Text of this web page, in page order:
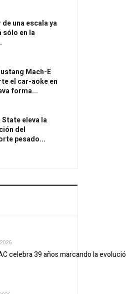
de una escala ya
sólo en la
Mach-E
el car-aoke en
forma...
State eleva la
del
pesado...
celebra 39 años marcando la